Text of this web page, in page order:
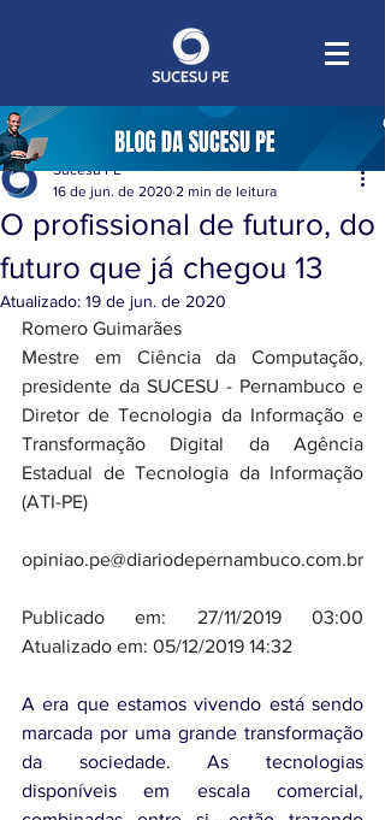
O profissional de futuro, do
futuro que já chegou 13
Sucesu PE
16 de jun. de 2020 2 min de leitura
Atualizado: 19 de jun. de 2020
Romero Guimarães
Mestre em Ciência da Computação,
presidente da SUCESU - Pernambuco e
Diretor de Tecnologia da Informação e
Transformação Digital da Agência
Estadual de Tecnologia da Informação
(ATI-PE)
opiniao.pe@diariodepernambuco.com.br
Publicado em: 27/11/2019 03:00
Atualizado em: 05/12/2019 14:32
A era que estamos vivendo está sendo
marcada por uma grande transformação
da sociedade. As tecnologias
disponíveis em escala comercial,